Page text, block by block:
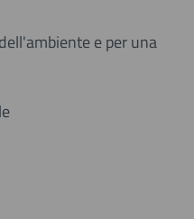
e per una